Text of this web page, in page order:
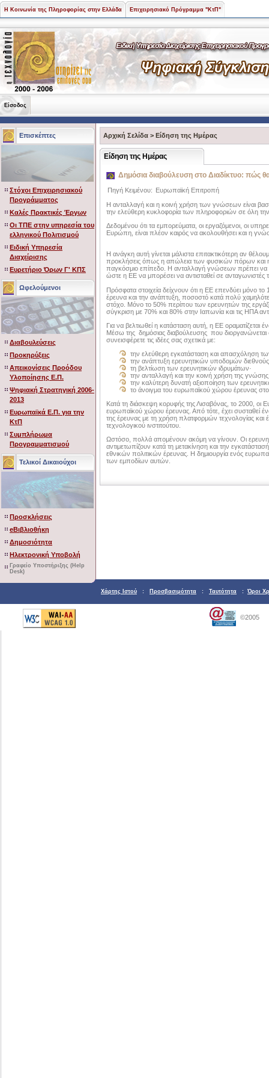
Η Κοινωνία της Πληροφορίας στην Ελλάδα Επιχειρησιακό Πρόγραμμα "ΚτΠ"
Είσοδος
Επισκέπτες
Στόχοι Επιχειρησιακού
Προγράμματος
Καλές Πρακτικές Έργων
Οι ΤΠΕ στην υπηρεσία του
ελληνικού Πολιτισμού
Ειδική Υπηρεσία
Διαχείρισης
Ευρετήριο Όρων Γ' ΚΠΣ
Ωφελούμενοι
Διαβουλεύσεις
Προκηρύξεις
Απεικονίσεις Προόδου
Υλοποίησης Ε.Π.
Ψηφιακή Στρατηγική 2006-
2013
Ευρωπαϊκά Ε.Π. για την
ΚτΠ
Συμπλήρωμα
Προγραμματισμού
Τελικοί Δικαιούχοι
Προσκλήσεις
eΒιβλιοθήκη
Δημοσιότητα
Ηλεκτρονική Υποβολή
Γραφείο Υποστήριξης (Help
Desk)
Αρχική Σελίδα > Είδηση της Ημέρας
Είδηση της Ημέρας
Δημόσια διαβούλευση στο Διαδίκτυο: πώς
Πηγή Κειμένου: Ευρωπαϊκή Επιτροπή
Η ανταλλαγή και η κοινή χρήση των γνώσεων είναι
την ελεύθερη κυκλοφορία των πληροφοριών σε όλη
Δεδομένου ότι τα εμπορεύματα, οι εργαζόμενοι, οι
Ευρώπη, είναι πλέον καιρός να ακολουθήσει και η
Η ανάγκη αυτή γίνεται μάλιστα επιτακτικότερη αν
προκλήσεις όπως η απώλεια των φυσικών πόρων και η
παγκόσμιο επίπεδο. Η ανταλλαγή γνώσεων πρέπει να
ώστε η ΕΕ να μπορέσει να αντισταθεί σε ανταγωνιστές
Πρόσφατα στοιχεία δείχνουν ότι η ΕΕ επενδύει μόνο
έρευνα και την ανάπτυξη, ποσοστό κατά πολύ
στόχο. Μόνο το 50% περίπου των ερευνητών της
σύγκριση με 70% και 80% στην Ιαπωνία και τις ΗΠΑ
Για να βελτιωθεί η κατάσταση αυτή, η ΕΕ
Μέσω της δημόσιας διαβούλευσης που διοργανώνεται
συνεισφέρετε τις ιδέες σας σχετικά με:
την ελεύθερη εγκατάσταση και απασχόληση
την ανάπτυξη ερευνητικών υποδομών
τη βελτίωση των ερευνητικών ιδρυμάτων·
την ανταλλαγή και την κοινή χρήση της
την καλύτερη δυνατή αξιοποίηση των
το άνοιγμα του ευρωπαϊκού χώρου έρευνας
Κατά τη διάσκεψη κορυφής της Λισαβόνας, το 2000, οι
ευρωπαϊκού χώρου έρευνας. Από τότε, έχει συσταθεί
της έρευνας με τη χρήση πλατφορμών τεχνολογίας και
τεχνολογικού ινστιτούτου.
Ωστόσο, πολλά απομένουν ακόμη να γίνουν. Οι
αντιμετωπίζουν κατά τη μετακίνηση και την
εθνικών πολιτικών έρευνας. Η δημιουργία ενός
των εμποδίων αυτών.
Χάρτης Ιστού : Προσβασιμότητα : Ταυτότητα : Όροι
©2005